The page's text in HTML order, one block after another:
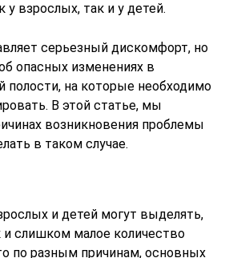
у взрослых, так и у детей.
серьезный дискомфорт, но
опасных изменениях в
полости, на которые необходимо
В этой статье, мы
возникновения проблемы
в таком случае.
и детей могут выделять,
и слишком малое количество
по разным причинам, основных